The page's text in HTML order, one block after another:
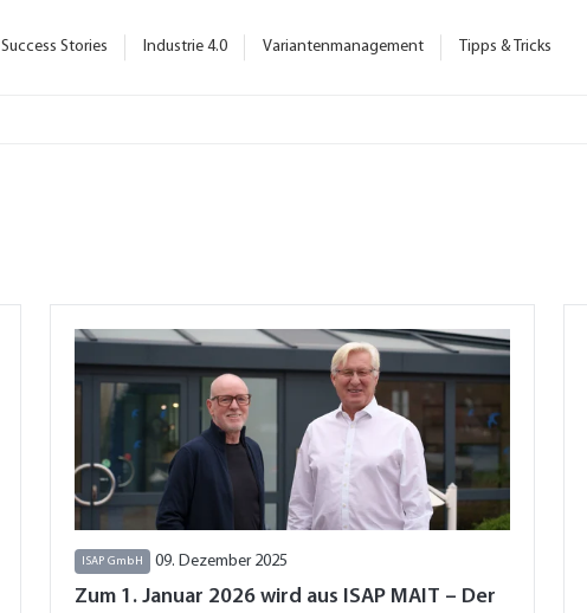
Success Stories Industrie 4.0 Variantenmanagement Tipps & Tricks
ISAP GmbH 09. Dezember 2025
Zum 1. Januar 2026 wird aus ISAP MAIT – Der